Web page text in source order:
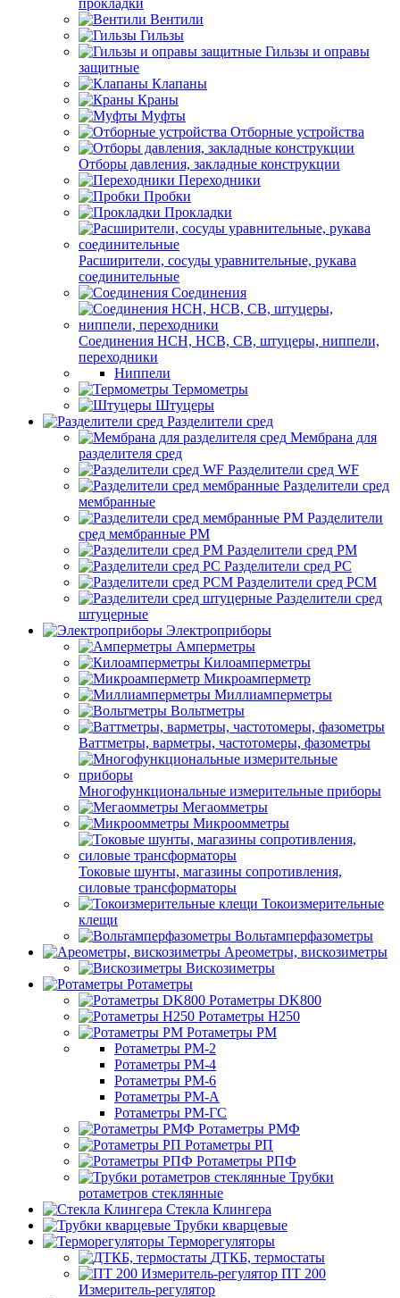
прокладки
Вентили
Гильзы
Гильзы и оправы
защитные
Клапаны
Краны
Муфты
Отборные устройства
Отборы давления, закладные конструкции
Переходники
Пробки
Прокладки
Расширители, сосуды уравнительные, рукава
соединительные
Соединения
Соединения НСН, НСВ, СВ, штуцеры, ниппели,
переходники
Ниппели
Термометры
Штуцеры
Разделители сред
Мембрана для
разделителя сред
Разделители сред WF
Разделители сред
мембранные
Разделители
сред мембранные РМ
Разделители сред РМ
Разделители сред РС
Разделители сред РСМ
Разделители сред
штуцерные
Электроприборы
Амперметры
Килоамперметры
Микроамперметр
Миллиамперметры
Вольтметры
Ваттметры, варметры, частотомеры, фазометры
Многофункциональные измерительные приборы
Мегаомметры
Микроомметры
Токовые шунты, магазины сопротивления,
силовые трансформаторы
Токоизмерительные
клещи
Вольтамперфазометры
Ареометры, вискозиметры
Вискозиметры
Ротаметры
Ротаметры DK800
Ротаметры H250
Ротаметры РМ
Ротаметры РМ-2
Ротаметры РМ-4
Ротаметры РМ-6
Ротаметры РМ-А
Ротаметры РМ-ГС
Ротаметры РМФ
Ротаметры РП
Ротаметры РПФ
Трубки
ротаметров стеклянные
Стекла Клингера
Трубки кварцевые
Терморегуляторы
ДТКБ, термостаты
ПТ 200
Измеритель-регулятор